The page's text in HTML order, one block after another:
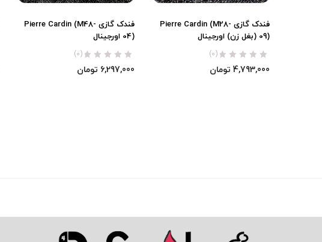
فندک گازی Pierre Cardin (M28-
09) (بغل زن) اورجینال
(0)
4,793,000 تومان
فندک گازی Pierre Cardin (M48-
04) اورجینال
(0)
6,297,000 تومان